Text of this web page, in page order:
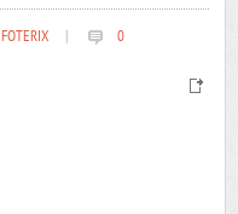
FOTERIX 0